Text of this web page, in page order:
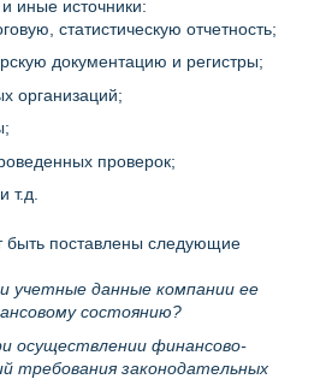
иные источники:
статистическую отчетность;
документацию и регистры;
организаций;
проверок;
т.д.
быть поставлены следующие
данные компании ее
состоянию?
осуществлении финансово-
требования законодательных